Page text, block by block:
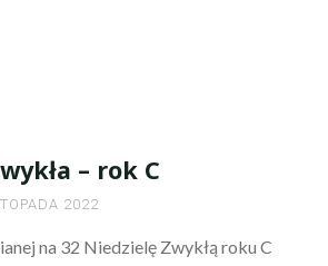
– rok C
2022
na 32 Niedzielę Zwykłą roku C